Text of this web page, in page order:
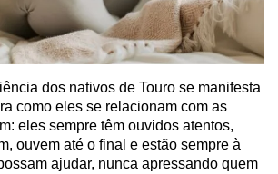
dos nativos de Touro se manifesta
como eles se relacionam com as
eles sempre têm ouvidos atentos,
ouvem até o final e estão sempre à
ajudar, nunca apressando quem